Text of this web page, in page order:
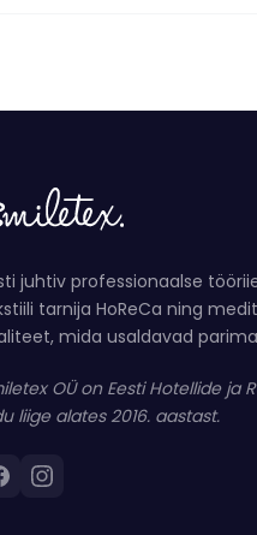
juhtiv professionaalse
tarnija HoReCa ning
mida usaldavad
OÜ on Eesti Hotellide ja
liige alates 2016. aastast.